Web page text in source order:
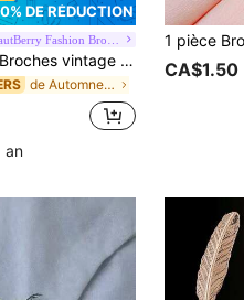
DE RÉDUCTION
Broches vintage en métal Crocodile, Poulpe, Tigre - Épingles animales pour homme Accessoires de bijoux décontractés pour fête / Cadeaux pour amis Badges décoration
de Automne vintage Broche pour homme
an
CA$1.50